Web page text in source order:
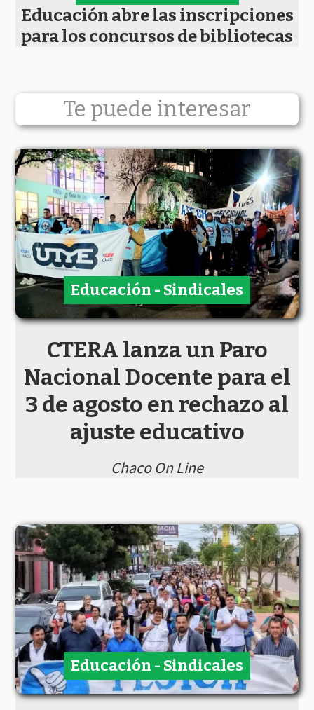
Educación abre las inscripciones
para los concursos de bibliotecas
Te puede interesar
CTERA lanza un Paro
Nacional Docente para el
3 de agosto en rechazo al
ajuste educativo
Chaco On Line
Educación - Sindicales
Educación - Sindicales